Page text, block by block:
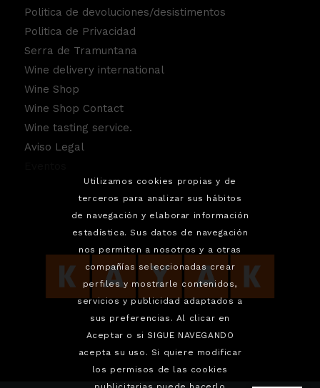
Politica de devoluciones/desistimentos
Politica de Privacidad
Serra de Tramuntana
Wine delivery international
Wine Shop
Wine Shop Contact
Wine tasting service.
Aviso Legal
Utilizamos cookies propias y de
terceros para analizar sus hábitos
de navegación y elaborar información
estadística. Sus datos de navegación
nos permiten a nosotros y a otras
compañías seleccionadas crear
perfiles y mostrarle contenidos,
servicios y publicidad adaptados a
sus preferencias. Al clicar en
Aceptar o si SIGUE NAVEGANDO
acepta su uso. Si quiere modificar
los permisos de las cookies